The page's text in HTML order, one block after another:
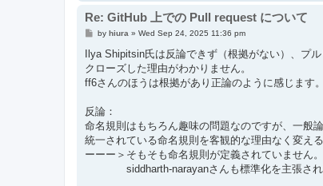
Re: GitHub 上での Pull request について
P
s
by hiura » Wed Sep 24, 2025 11:36 pm
Ilya Shipitsin氏は反論できず（根拠がない）、プ
クローズした理由がわかりません。
ff6さんのほうは根拠があり正論のように感じます。
反論：
命名規則はもちろん趣味の問題なのですが、一般
統一されている命名規則を客観的な理由なく変え
ーーー＞そもそも命名規則が定義されていません
siddharth-narayanさんも標準化を主張され